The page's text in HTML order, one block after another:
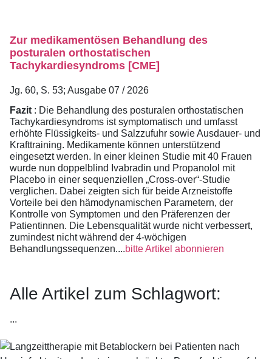
Zur medikamentösen Behandlung des
posturalen orthostatischen
Tachykardiesyndroms [CME]
Jg. 60, S. 53; Ausgabe 07 / 2026
Fazit : Die Behandlung des posturalen orthostatischen
Tachykardiesyndroms ist symptomatisch und umfasst
erhöhte Flüssigkeits- und Salzzufuhr sowie Ausdauer- und
Krafttraining. Medikamente können unterstützend
eingesetzt werden. In einer kleinen Studie mit 40 Frauen
wurde nun doppelblind Ivabradin und Propanolol mit
Placebo in einer sequenziellen „Cross-over“-Studie
verglichen. Dabei zeigten sich für beide Arzneistoffe
Vorteile bei den hämodynamischen Parametern, der
Kontrolle von Symptomen und den Präferenzen der
Patientinnen. Die Lebensqualität wurde nicht verbessert,
zumindest nicht während der 4-wöchigen
Behandlungssequenzen....bitte Artikel abonnieren
Alle Artikel zum Schlagwort:
...